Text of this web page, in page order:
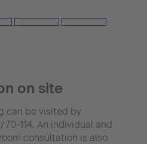
on site
can be visited by
114. An individual and
consultation is also